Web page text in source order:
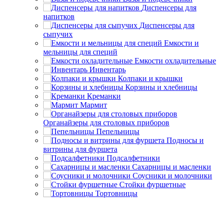
Диспенсеры для
напитков
Диспенсеры для
сыпучих
Емкости и
мельницы для специй
Емкости охладительные
Инвентарь
Колпаки и крышки
Корзины и хлебницы
Креманки
Мармит
Органайзеры для столовых приборов
Пепельницы
Подносы и
витрины для фуршета
Подсалфетники
Сахарницы и масленки
Соусники и молочники
Стойки фуршетные
Тортовницы